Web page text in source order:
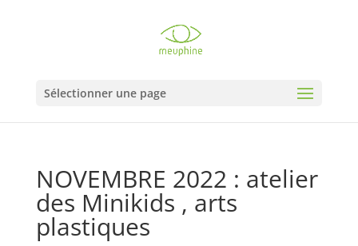
Sélectionner une page
NOVEMBRE 2022 : atelier
des Minikids , arts
plastiques